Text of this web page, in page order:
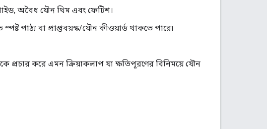
গাইড, অবৈধ যৌন থিম এবং ফেটিশ।
পাঠ্য বা প্রাপ্তবয়স্ক/যৌন কীওয়ার্ড থাকতে পারে৷
প্রচার করে এমন ক্রিয়াকলাপ যা ক্ষতিপূরণের বিনিময়ে যৌন